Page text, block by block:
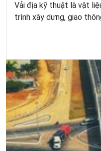
Vải địa kỹ thuật là vật
trình xây dựng, giao